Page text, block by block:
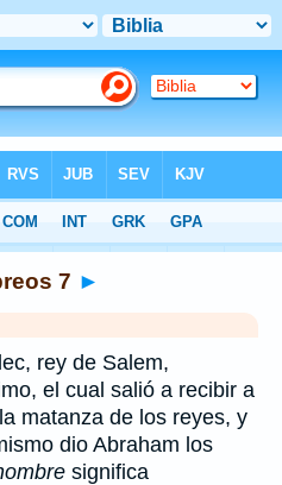
7 ►
rey de Salem,
el cual salió a recibir a
matanza de los reyes, y
dio Abraham los
significa